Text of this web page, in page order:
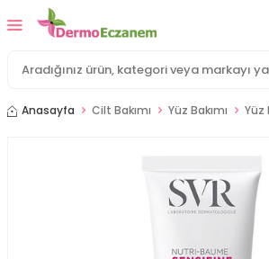
Anasayfa Cilt Bakımı Yüz Bakımı Yüz